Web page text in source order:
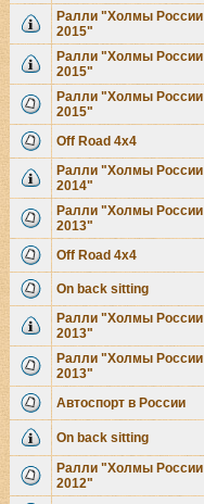
Ралли "Холмы России
2015"
Ралли "Холмы России
2015"
Ралли "Холмы России
2015"
Off Road 4х4
Ралли "Холмы России
2014"
Ралли "Холмы России
2013"
Off Road 4х4
Оn back sitting
Ралли "Холмы России
2013"
Ралли "Холмы России
2013"
Автоспорт в России
Оn back sitting
Ралли "Холмы России
2012"